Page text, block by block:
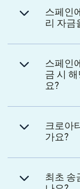
스페인
리 자금
스페인
금 시
요?
크로아
가요?
최초 송